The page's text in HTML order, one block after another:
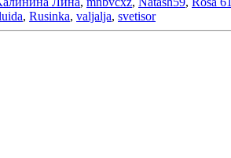
, Rusinka, valjalja, svetisor